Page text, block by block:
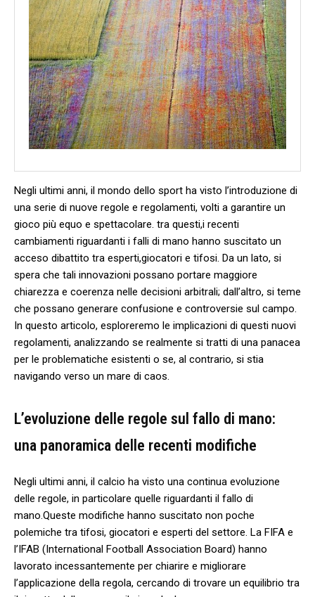
Negli ultimi anni, il mondo dello sport ha visto l’introduzione di
una serie⁢ di nuove regole e ⁣regolamenti, ⁤volti a garantire un
gioco più equo e spettacolare.‌ tra questi,i recenti‌
cambiamenti riguardanti i falli ‍di mano hanno​ suscitato ​un
⁣acceso dibattito tra ⁣esperti,giocatori e‍ tifosi. Da un lato, si
spera che tali innovazioni⁢ possano ⁣portare⁤ maggiore
chiarezza e​ coerenza nelle‌ decisioni arbitrali; dall’altro, si ⁢teme
che possano generare ‌confusione⁣ e​ controversie sul campo.
⁣In questo articolo,‌ esploreremo le implicazioni⁣ di questi nuovi‌
regolamenti, analizzando⁢ se ⁣realmente ​si tratti di una panacea
per ‌le problematiche​ esistenti o se, al contrario, si ⁤stia
‌navigando ⁤verso un mare di caos.
L’evoluzione delle‍ regole​ sul⁣ fallo di mano:
una ⁣panoramica delle recenti ‌modifiche
Negli⁣ ultimi anni, il ‍calcio ⁤ha⁤ visto una continua evoluzione
delle regole, in particolare quelle riguardanti il fallo di
mano.Queste modifiche hanno ⁢suscitato non ‍poche​
polemiche ⁣tra tifosi, giocatori e esperti del settore. La FIFA e
l’IFAB (International Football Association Board) hanno
lavorato‌ incessantemente ⁢per chiarire e‌ migliorare
l’applicazione della⁣ regola, cercando di trovare un equilibrio⁤ tra